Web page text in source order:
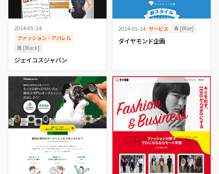
2024-05-24
ファッション・アパレル
黒 [Black]
ジェイコスジャパン
2024-05-24 サービス 青 [Blue]
ダイヤモンド企画